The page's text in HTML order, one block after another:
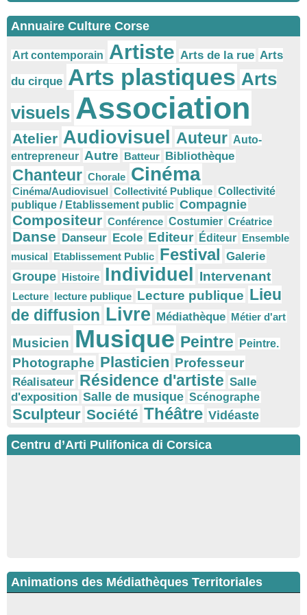
Annuaire Culture Corse
Art contemporain Artiste Arts de la rue Arts
du cirque Arts plastiques Arts
visuels Association
Atelier Audiovisuel Auteur Auto-
entrepreneur Autre Batteur Bibliothèque
Chanteur Chorale Cinéma
Cinéma/Audiovisuel Collectivité Publique Collectivité
publique / Etablissement public Compagnie
Compositeur Conférence Costumier Créatrice
Danse Danseur Ecole Editeur Éditeur Ensemble
musical Etablissement Public Festival Galerie
Groupe Histoire Individuel Intervenant
Lecture lecture publique Lecture publique Lieu
de diffusion Livre Médiathèque Métier d'art
Musicien Musique Peintre Peintre.
Photographe Plasticien Professeur
Réalisateur Résidence d'artiste Salle
d'exposition Salle de musique Scénographe
Sculpteur Société Théâtre Vidéaste
Centru d’Arti Pulifonica di Corsica
Animations des Médiathèques Territoriales